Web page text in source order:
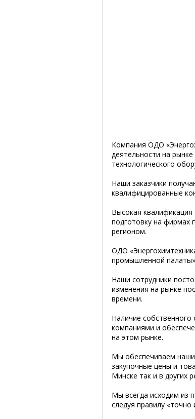
Компания ОДО
деятельности на
технологического
Наши заказчики
квалифицированные
Высокая
подготовку на фирмах
регионом.
ОДО
промышленной
Наши сотрудники
изменения на рынке
времени.
Наличие собственного
компаниями и
на этом рынке.
Мы обеспечиваем
закупочные цены и
Минске так и в других
Мы всегда исходим из
следуя правилу «точно